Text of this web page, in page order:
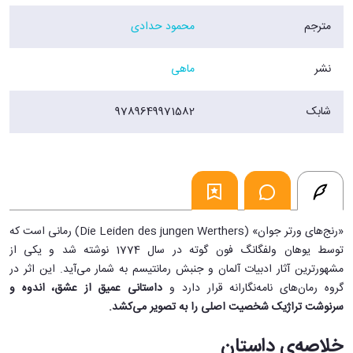
مترجم محمود حدادی
نشر ماهی
شابک 9789649971582
«رنج‌های ورتر جوان» (Die Leiden des jungen Werthers) رمانی است که
توسط یوهان ولفگانگ فون گوته در سال 1774 نوشته شد و یکی از
مشهورترین آثار ادبیات آلمان و جنبش رمانتیسم به شمار می‌آید. این اثر در
گروه رمان‌های نامه‌نگارانه قرار دارد و داستانی عمیق از عشق، اندوه و
سرنوشت تراژیک شخصیت اصلی را به تصویر می‌کشد.